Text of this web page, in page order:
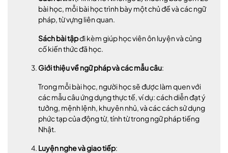
bài học, mỗi bài học trình bày một chủ đề và các ngữ
pháp, từ vựng liên quan.
Sách bài tậpđi kèm giúp học viên ôn luyện và củng
cố kiến thức đã học.
Giới thiệu về ngữ pháp và các mẫu câu:
Trong mỗi bài học, người học sẽ được làm quen với
các mẫu câu ứng dụng thực tế, ví dụ: cách diễn đạt ý
tưởng, mệnh lệnh, khuyên nhủ, và các cách sử dụng
phức tạp của động từ, tính từ trong ngữ pháp tiếng
Nhật.
Luyện nghe và giao tiếp: